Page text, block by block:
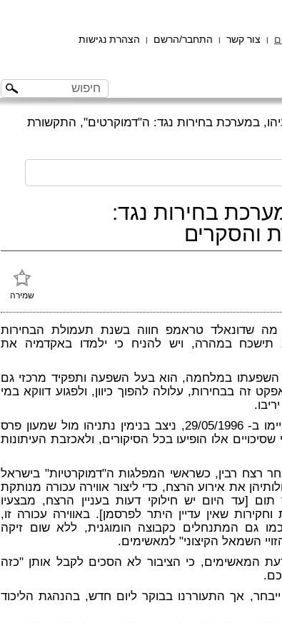
| צור קשר | התחבר/הרשם | הצהרת נגישות
במערכת בחירות נגד: ה"דמוקרטים", התקשורת
בחירות נגד:
והסקרים
שמירה
מה שדונאלד טראמפ חווה בשנת תעמולת הבחירות
במהרה, ויש להניח כי ילמדו באקדמיה את
השפעתו במלחמה, הוא בעל השפעה ותפקיד מרכזי גם
בבחירות, עלולה להפוך כיוון, ולפגוע דווקא במי
בישראל, בבחירות לכנסת ה- 14, שהתקיימו ב- 29/05/1996, ניצב בנימין נתניהו מול שמעון פרס
אלו הופיעו בכל הסיקורים, ולאכזבת העיתונות
רצח רבין, כשראשי המפלגות ה"דמוקרטיות" בישראל
את אירוע הרצח, כדי ליצור אווירה עכורה מנותקת
[עד היום יש חילוקי דעות בעניין הרצח, מבצעיו
שאין עדיין היתר לפרסמן]. באווירה עכורה זו,
גם המתנחלים כקבוצה הומוגנית, ללא שום זיקה
השמאל הקיצוני" למאשימים.
המאשימים, כי הציבור לא הסכים לקבל אותן "כזה
אך התעוררנו בבוקר ליום חדש, בהנהגת הליכוד